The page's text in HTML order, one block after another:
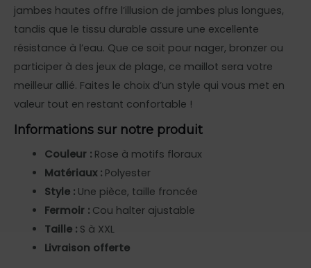
jambes hautes offre l’illusion de jambes plus longues,
tandis que le tissu durable assure une excellente
résistance à l’eau. Que ce soit pour nager, bronzer ou
participer à des jeux de plage, ce maillot sera votre
meilleur allié. Faites le choix d’un style qui vous met en
valeur tout en restant confortable !
Informations sur notre produit
Couleur :Rose à motifs floraux
Matériaux :Polyester
Style :Une pièce, taille froncée
Fermoir :Cou halter ajustable
Taille :S à XXL
Livraison offerte